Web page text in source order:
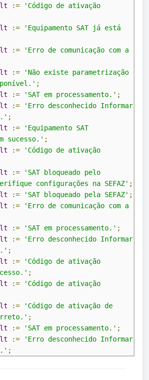
:=
'Código de ativação
:=
'Equipamento SAT já está
:=
'Erro de comunicação com a
:=
'Não existe parametrização
;
:= 'SAT em processamento.' ;
:=
'Erro desconhecido Informar
;
:=
'Equipamento SAT
sucesso.' ;
:=
'Código de ativação
:=
'SAT bloqueado pelo
configurações na SEFAZ' ;
:= 'SAT bloqueado pela SEFAZ' ;
:=
'Erro de comunicação com a
:= 'SAT em processamento.' ;
:=
'Erro desconhecido Informar
;
:=
'Código de ativação
;
:=
'Código de ativação
:=
'Código de ativação de
;
:= 'SAT em processamento.' ;
:=
'Erro desconhecido Informar
;